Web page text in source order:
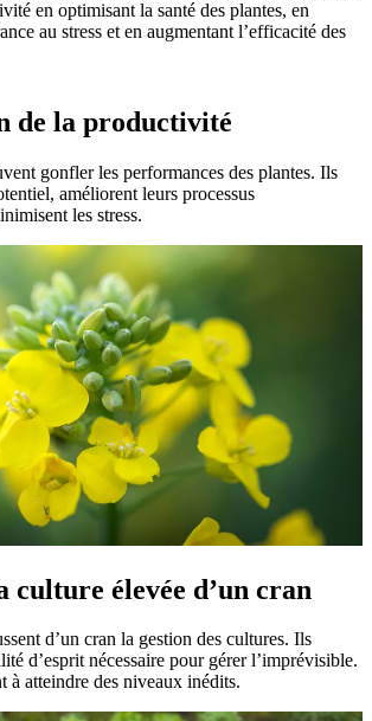
en optimisant la santé des plantes, en
au stress et en augmentant l’efficacité des
de la productivité
gonfler les performances des plantes. Ils
améliorent leurs processus
les stress.
culture élevée d’un cran
d’un cran la gestion des cultures. Ils
d’esprit nécessaire pour gérer l’imprévisible.
à atteindre des niveaux inédits.